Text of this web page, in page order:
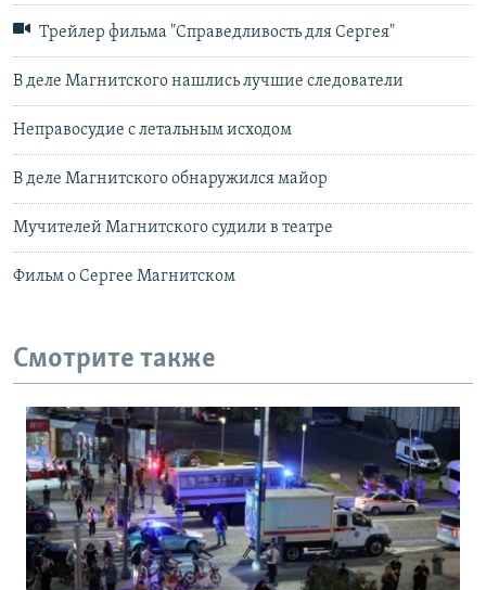
Трейлер фильма "Справедливость для Сергея"
В деле Магнитского нашлись лучшие следователи
Неправосудие с летальным исходом
В деле Магнитского обнаружился майор
Мучителей Магнитского судили в театре
Фильм о Сергее Магнитском
Смотрите также